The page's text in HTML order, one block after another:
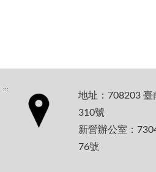
:::
地址：708203
310號
新營辦公室：
76號